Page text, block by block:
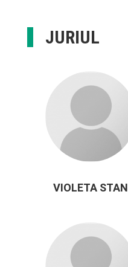
JURIUL
VIOLETA STAN